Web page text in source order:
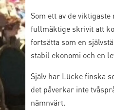
Som ett av de
fullmäktige skrivit att
fortsätta som en
stabil ekonomi och en
Själv har Lücke finska
det påverkar inte
nämnvärt.